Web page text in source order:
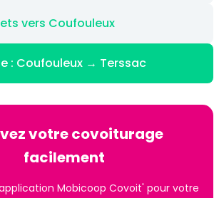
vers Coufouleux
: Coufouleux → Terssac
votre covoiturage
facilement
Mobicoop Covoit' pour votre